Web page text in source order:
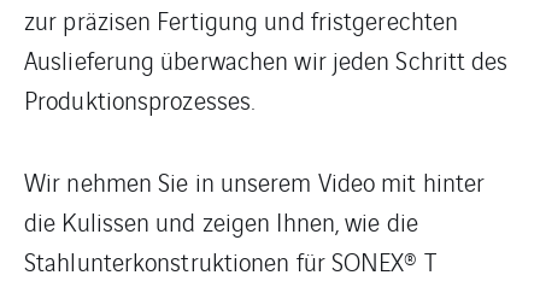
zur präzisen Fertigung und fristgerechten
Auslieferung überwachen wir jeden Schritt des
Produktionsprozesses.
Wir nehmen Sie in unserem Video mit hinter
die Kulissen und zeigen Ihnen, wie die
Stahlunterkonstruktionen für SONEX® T